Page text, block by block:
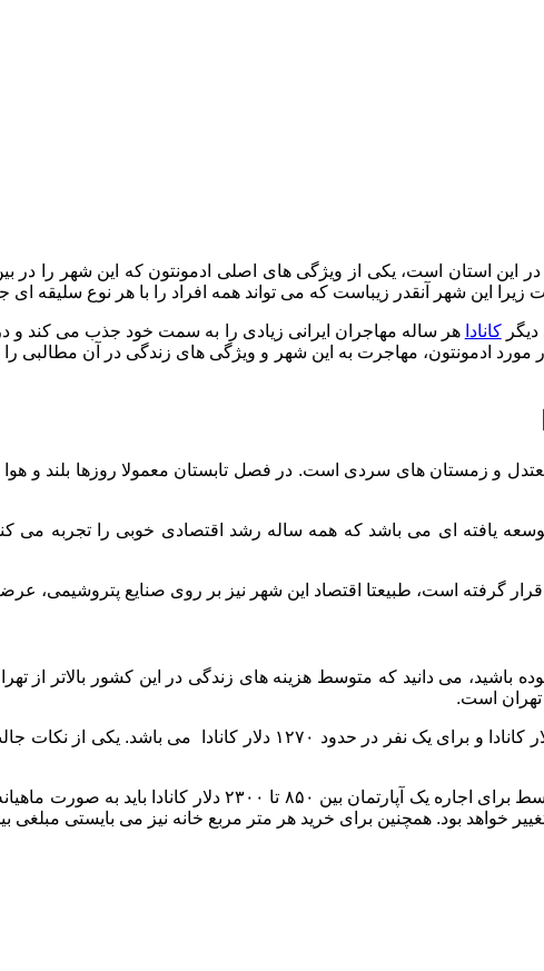
استان است، یکی از ویژگی های اصلی ادمونتون که این شهر را در بین
این شهر آنقدر زیباست که می تواند همه افراد را با هر نوع سلیقه ای
دیگرکانادا هر ساله مهاجران ایرانی زیادی را به سمت خود جذب می کند و
مورد ادمونتون، مهاجرت به این شهر و ویژگی های زندگی در آن مطالبی
معتدل و زمستان های سردی است. در فصل تابستان معمولا روزها بلند و
توسعه یافته ای می باشد که همه ساله رشد اقتصادی خوبی را تجربه می
باشید، می دانید که متوسط هزینه های زندگی در این کشور بالاتر از
همچنین هزینه های زندگی برای خانواده ۴ نفره، حدود ۴۵۰۰ دلار کانادا و
در رابطه با هزینه های مسکن لازم است بدانید که به طور متوسط برای
برای خرید هر متر مربع خانه نیز می بایستی مبلغی بین ۲۱۵۰ تا ۴۳۰۰ دلار کانادا در نظر داشته